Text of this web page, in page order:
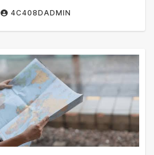
4C408DADMIN